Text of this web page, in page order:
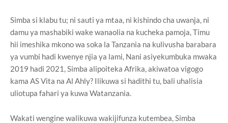
Simba si klabu tu; ni sauti ya mtaa, ni kishindo cha uwanja, ni
damu ya mashabiki wake wanaolia na kucheka pamoja, Timu
hii imeshika mkono wa soka la Tanzania na kulivusha barabara
ya vumbi hadi kwenye njia ya lami, Nani asiyekumbuka mwaka
2019 hadi 2021, Simba alipoiteka Afrika, akiwatoa vigogo
kama AS Vita na Al Ahly? Ilikuwa si hadithi tu, bali uhalisia
uliotupa fahari ya kuwa Watanzania.
Wakati wengine walikuwa wakijifunza kutembea, Simba